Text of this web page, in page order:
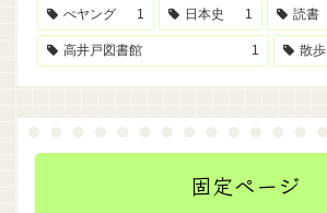
ぺヤング 1 日本史 1 読書
高井戸図書館 1 散歩
固定ページ